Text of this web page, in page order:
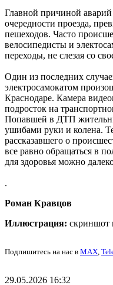
Главной причиной
очередности проезда,
пешеходов. Часто
велосипедисты и
переходы, не слезая со
Один из последних
электросамокатом
Краснодаре. Камера
подросток на
Попавшей в ДТП
ушибами руки и колена.
рассказавшего о
все равно обращаться в
для здоровья можно
.
Роман Кравцов
Иллюстрация: скриншот
Подпишитесь на нас в MAX,
29.05.2026 16:32